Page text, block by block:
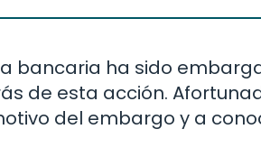
bancaria ha sido
de esta acción.
del embargo y a